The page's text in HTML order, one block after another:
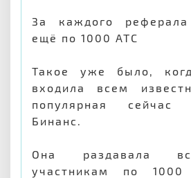
За каждого реферала
ещё по 1000 АТС
Такое уже было,
входила всем
популярная сейчас
Бинанс.
Она раздавала
участникам по